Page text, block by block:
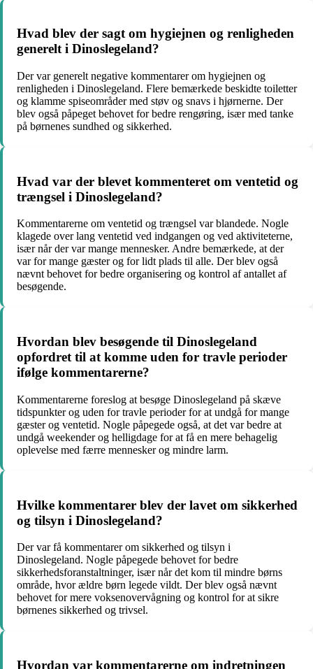
Hvad blev der sagt om hygiejnen og renligheden
generelt i Dinoslegeland?
Der var generelt negative kommentarer om hygiejnen og
renligheden i Dinoslegeland. Flere bemærkede beskidte toiletter
og klamme spiseområder med støv og snavs i hjørnerne. Der
blev også påpeget behovet for bedre rengøring, især med tanke
på børnenes sundhed og sikkerhed.
Hvad var der blevet kommenteret om ventetid og
trængsel i Dinoslegeland?
Kommentarerne om ventetid og trængsel var blandede. Nogle
klagede over lang ventetid ved indgangen og ved aktiviteterne,
især når der var mange mennesker. Andre bemærkede, at der
var for mange gæster og for lidt plads til alle. Der blev også
nævnt behovet for bedre organisering og kontrol af antallet af
besøgende.
Hvordan blev besøgende til Dinoslegeland
opfordret til at komme uden for travle perioder
ifølge kommentarerne?
Kommentarerne foreslog at besøge Dinoslegeland på skæve
tidspunkter og uden for travle perioder for at undgå for mange
gæster og ventetid. Nogle påpegede også, at det var bedre at
undgå weekender og helligdage for at få en mere behagelig
oplevelse med færre mennesker og mindre larm.
Hvilke kommentarer blev der lavet om sikkerhed
og tilsyn i Dinoslegeland?
Der var få kommentarer om sikkerhed og tilsyn i
Dinoslegeland. Nogle påpegede behovet for bedre
sikkerhedsforanstaltninger, især når det kom til mindre børns
område, hvor ældre børn legede vildt. Der blev også nævnt
behovet for mere voksenovervågning og kontrol for at sikre
børnenes sikkerhed og trivsel.
Hvordan var kommentarerne om indretningen